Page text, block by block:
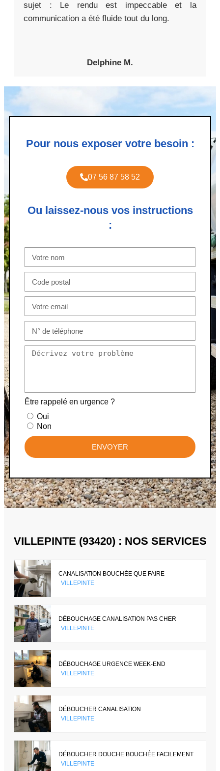
sujet : Le rendu est impeccable et la
communication a été fluide tout du long.
Delphine M.
Pour nous exposer votre besoin :
07 56 87 58 52
Ou laissez-nous vos instructions
:
Être rappelé en urgence ?
Oui
Non
ENVOYER
VILLEPINTE (93420) : NOS SERVICES
CANALISATION BOUCHÉE QUE FAIRE
VILLEPINTE
DÉBOUCHAGE CANALISATION PAS CHER
VILLEPINTE
DÉBOUCHAGE URGENCE WEEK-END
VILLEPINTE
DÉBOUCHER CANALISATION
VILLEPINTE
DÉBOUCHER DOUCHE BOUCHÉE FACILEMENT
VILLEPINTE